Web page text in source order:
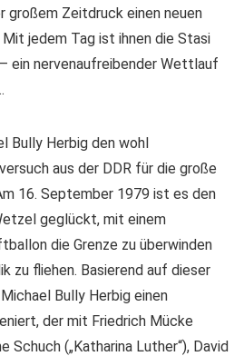
großem Zeitdruck einen neuen
jedem Tag ist ihnen die Stasi
ein nervenaufreibender Wettlauf
Bully Herbig den wohl
aus der DDR für die große
16. September 1979 ist es den
geglückt, mit einem
die Grenze zu überwinden
zu fliehen. Basierend auf dieser
Bully Herbig einen
der mit Friedrich Mücke
Schuch („Katharina Luther“), David